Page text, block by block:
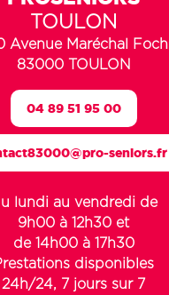
TOULON
Avenue Maréchal Foch
83000 TOULON
04 89 51 95 00
seniors.fr
lundi au vendredi de
9h00 à 12h30 et
de 14h00 à 17h30
disponibles
24h/24, 7 jours sur 7